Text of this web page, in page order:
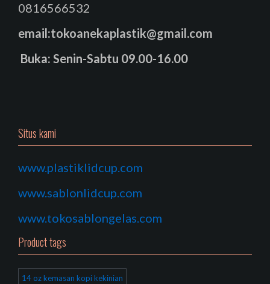
0816566532
email:tokoanekaplastik@gmail.com
Buka: Senin-Sabtu 09.00-16.00
Situs kami
www.plastiklidcup.com
www.sablonlidcup.com
www.tokosablongelas.com
Product tags
14 oz kemasan kopi kekinian